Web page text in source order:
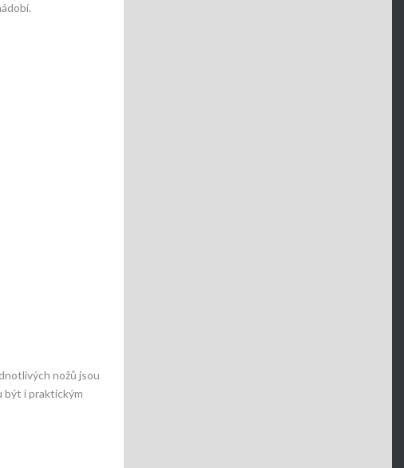
nožů jsou
být i praktickým